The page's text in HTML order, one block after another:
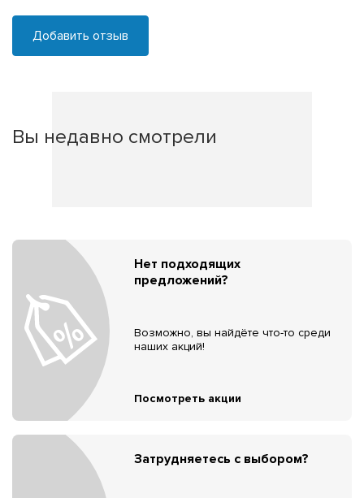
Добавить отзыв
Вы недавно смотрели
Нет подходящих
предложений?
Возможно, вы найдёте что-то среди
наших акций!
Посмотреть акции
Затрудняетесь с выбором?